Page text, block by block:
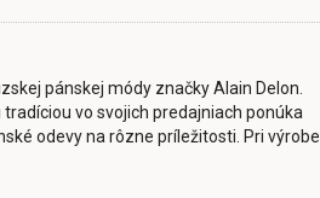
pánskej módy značky Alain Delon.
tradíciou vo svojich predajniach ponúka
odevy na rôzne príležitosti. Pri výrobe